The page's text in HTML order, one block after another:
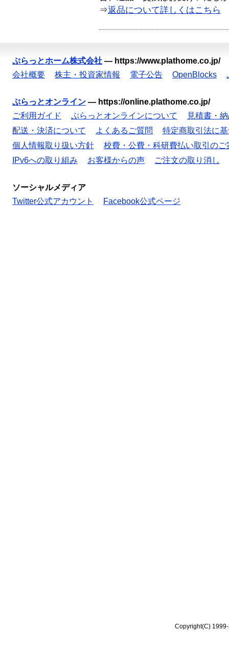
⇒返品について詳しくはこちら
ぷらっとホーム株式会社 — https://www.plathome.co.jp/
会社概要
株主・投資家情報 電子公告 OpenBlocks
ぷらっとオンライン — https://online.plathome.co.jp/
ご利用ガイド
ぷらっとオンラインについて
見積書・
配送・決済について
よくあるご質問
特定商取引法に
個人情報取り扱い方針
校費・公費・科研費払い取引のご
IPv6への取り組み
お客様からの声 ご注文の取り消し
ソーシャルメディア
Twitter公式アカウント
Facebook公式ページ
Copyright(C)